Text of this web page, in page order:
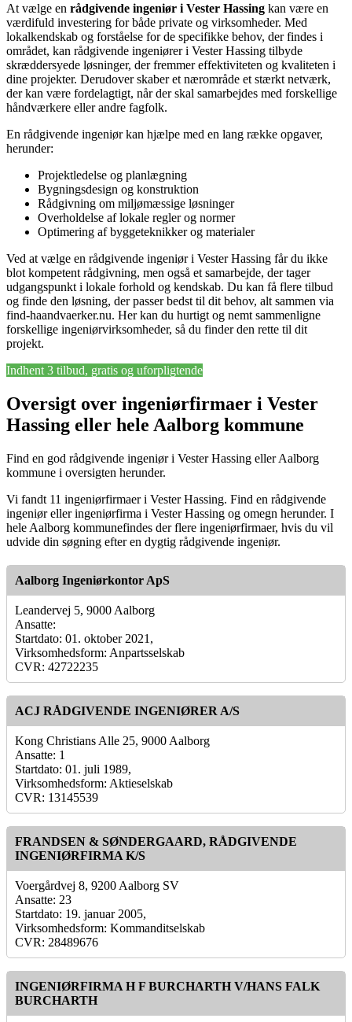
At vælge en rådgivende ingeniør i Vester Hassing kan være en
værdifuld investering for både private og virksomheder. Med
lokalkendskab og forståelse for de specifikke behov, der findes i
området, kan rådgivende ingeniører i Vester Hassing tilbyde
skræddersyede løsninger, der fremmer effektiviteten og kvaliteten i
dine projekter. Derudover skaber et nærområde et stærkt netværk,
der kan være fordelagtigt, når der skal samarbejdes med forskellige
håndværkere eller andre fagfolk.
En rådgivende ingeniør kan hjælpe med en lang række opgaver,
herunder:
Projektledelse og planlægning
Bygningsdesign og konstruktion
Rådgivning om miljømæssige løsninger
Overholdelse af lokale regler og normer
Optimering af byggeteknikker og materialer
Ved at vælge en rådgivende ingeniør i Vester Hassing får du ikke
blot kompetent rådgivning, men også et samarbejde, der tager
udgangspunkt i lokale forhold og kendskab. Du kan få flere tilbud
og finde den løsning, der passer bedst til dit behov, alt sammen via
find-haandvaerker.nu. Her kan du hurtigt og nemt sammenligne
forskellige ingeniørvirksomheder, så du finder den rette til dit
projekt.
Indhent 3 tilbud, gratis og uforpligtende
Oversigt over ingeniørfirmaer i Vester
Hassing eller hele Aalborg kommune
Find en god rådgivende ingeniør i Vester Hassing eller Aalborg
kommune i oversigten herunder.
Vi fandt 11 ingeniørfirmaer i Vester Hassing. Find en rådgivende
ingeniør eller ingeniørfirma i Vester Hassing og omegn herunder. I
hele Aalborg kommunefindes der flere ingeniørfirmaer, hvis du vil
udvide din søgning efter en dygtig rådgivende ingeniør.
Aalborg Ingeniørkontor ApS
Leandervej 5, 9000 Aalborg
Ansatte:
Startdato: 01. oktober 2021,
Virksomhedsform: Anpartsselskab
CVR: 42722235
ACJ RÅDGIVENDE INGENIØRER A/S
Kong Christians Alle 25, 9000 Aalborg
Ansatte: 1
Startdato: 01. juli 1989,
Virksomhedsform: Aktieselskab
CVR: 13145539
FRANDSEN & SØNDERGAARD, RÅDGIVENDE
INGENIØRFIRMA K/S
Voergårdvej 8, 9200 Aalborg SV
Ansatte: 23
Startdato: 19. januar 2005,
Virksomhedsform: Kommanditselskab
CVR: 28489676
INGENIØRFIRMA H F BURCHARTH V/HANS FALK
BURCHARTH